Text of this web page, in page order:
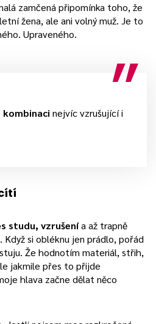
zamčená připomínka toho, že
žena, ale ani volný muž. Je to
Upraveného.
kombinaci nejvíc vzrušující i
studu, vzrušenía až trapně
si obléknu jen prádlo, pořád
Že hodnotím materiál, střih,
jakmile přes to přijde
hlava začne dělat něco